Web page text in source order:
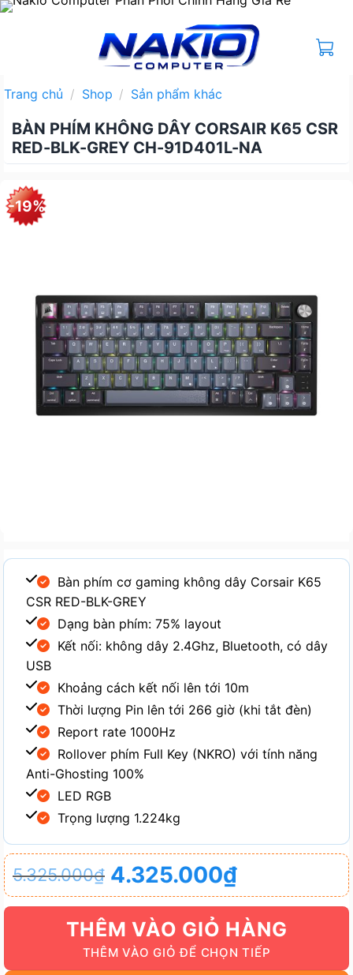
Bỏ
Trang chủ / Shop / Sản phẩm khác
BÀN PHÍM KHÔNG DÂY CORSAIR K65 CSR
RED-BLK-GREY CH-91D401L-NA
-19%
Bàn phím cơ gaming không dây Corsair K65
CSR RED-BLK-GREY
Dạng bàn phím: 75% layout
Kết nối: không dây 2.4Ghz, Bluetooth, có dây
USB
Khoảng cách kết nối lên tới 10m
Thời lượng Pin lên tới 266 giờ (khi tắt đèn)
Report rate 1000Hz
Rollover phím Full Key (NKRO) với tính năng
Anti-Ghosting 100%
LED RGB
Trọng lượng 1.224kg
5.325.000₫
Giá
gốc
5.325.000₫.
4.325.000₫
Giá
hiện
4.325.000₫.
THÊM VÀO GIỎ HÀNG